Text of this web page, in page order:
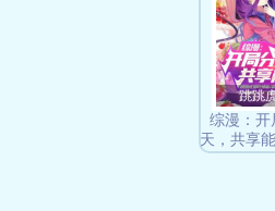
跳跳
综漫：开
天，共享